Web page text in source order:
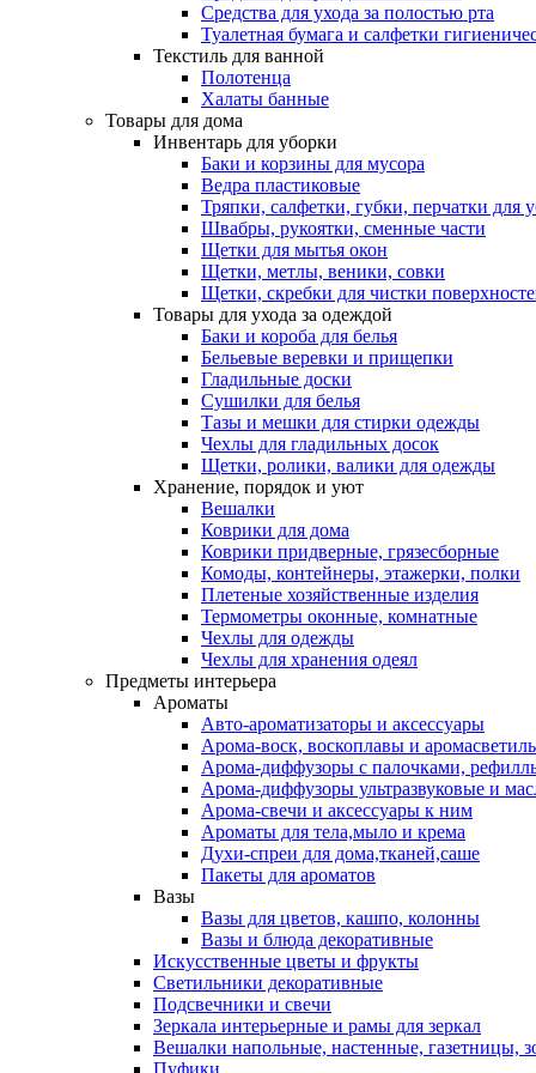
Средства для ухода за полостью рта
Туалетная бумага и салфетки
Текстиль для ванной
Полотенца
Халаты банные
Товары для дома
Инвентарь для уборки
Баки и корзины для мусора
Ведра пластиковые
Тряпки, салфетки, губки, перчатки для
Швабры, рукоятки, сменные части
Щетки для мытья окон
Щетки, метлы, веники, совки
Щетки, скребки для чистки
Товары для ухода за одеждой
Баки и короба для белья
Бельевые веревки и прищепки
Гладильные доски
Сушилки для белья
Тазы и мешки для стирки одежды
Чехлы для гладильных досок
Щетки, ролики, валики для одежды
Хранение, порядок и уют
Вешалки
Коврики для дома
Коврики придверные, грязесборные
Комоды, контейнеры, этажерки, полки
Плетеные хозяйственные изделия
Термометры оконные, комнатные
Чехлы для одежды
Чехлы для хранения одеял
Предметы интерьера
Ароматы
Авто-ароматизаторы и аксессуары
Арома-воск, воскоплавы и
Арома-диффузоры с палочками,
Арома-диффузоры ультразвуковые и
Арома-свечи и аксессуары к ним
Ароматы для тела,мыло и крема
Духи-спреи для дома,тканей,саше
Пакеты для ароматов
Вазы
Вазы для цветов, кашпо, колонны
Вазы и блюда декоративные
Искусственные цветы и фрукты
Светильники декоративные
Подсвечники и свечи
Зеркала интерьерные и рамы для зеркал
Вешалки напольные, настенные, газетницы,
Пуфики